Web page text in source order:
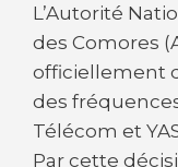
L’Autorité
des Comores
officiellement
des
Télécom et
Par cette